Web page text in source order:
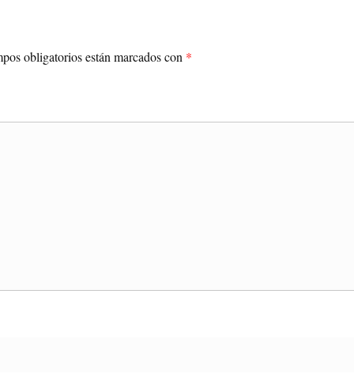
obligatorios están marcados con *